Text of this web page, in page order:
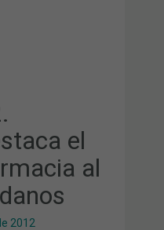
el
al
2012